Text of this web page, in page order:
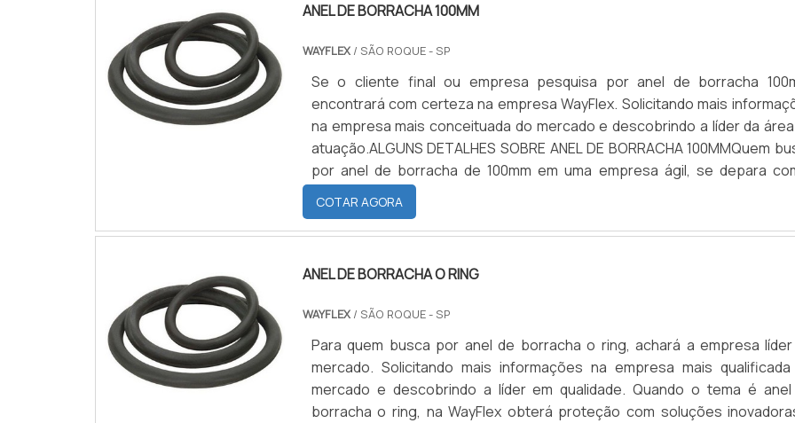
ANEL DE BORRACHA 100MM
WAYFLEX / SÃO ROQUE - SP
Se o cliente final ou empresa pesquisa por anel de borracha
encontrará com certeza na empresa WayFlex. Solicitando mais
na empresa mais conceituada do mercado e descobrindo a líder da
atuação.ALGUNS DETALHES SOBRE ANEL DE BORRACHA 100MMQuem
por anel de borracha de 100mm em uma empresa ágil, se depara
WayFlex. Com grande know-how focado em guarnições de
lençóis de borracha, visando sempre...
COTAR AGORA
ANEL DE BORRACHA O RING
WAYFLEX / SÃO ROQUE - SP
Para quem busca por anel de borracha o ring, achará a empresa
mercado. Solicitando mais informações na empresa mais
mercado e descobrindo a líder em qualidade. Quando o tema é
borracha o ring, na WayFlex obterá proteção com soluções